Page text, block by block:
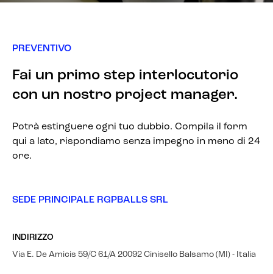
PREVENTIVO
Fai un primo step interlocutorio
con un nostro project manager.
Potrà estinguere ogni tuo dubbio. Compila il form
qui a lato, rispondiamo senza impegno in meno di 24
ore.
SEDE PRINCIPALE RGPBALLS SRL
INDIRIZZO
Via E. De Amicis 59/C 61/A 20092 Cinisello Balsamo (MI) - Italia